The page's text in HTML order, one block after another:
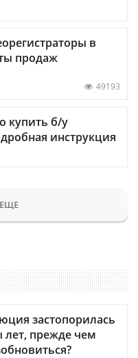
в
продаж
49193
купить б/у
инструкция
застопорилась
прежде чем